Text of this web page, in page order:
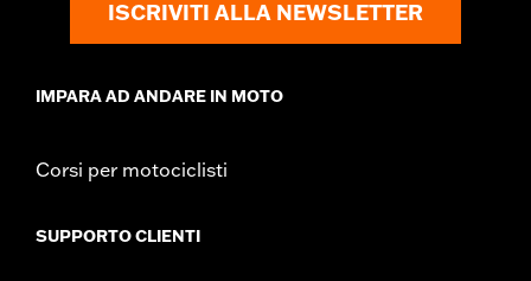
ISCRIVITI ALLA NEWSLETTER
IMPARA AD ANDARE IN MOTO
Corsi per motociclisti
SUPPORTO CLIENTI